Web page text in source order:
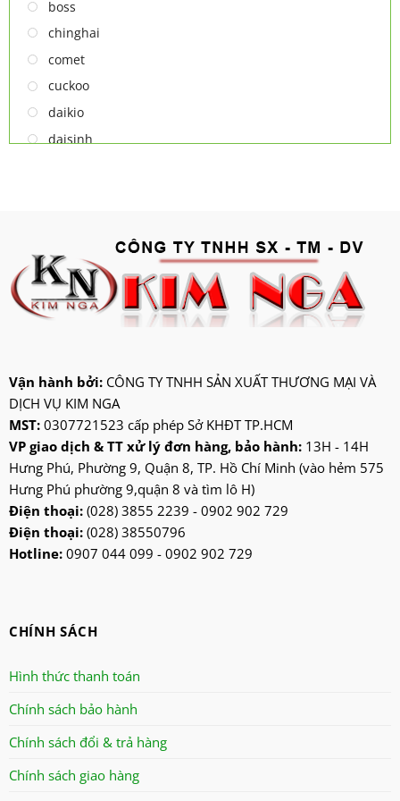
QUẠT ĐIỆN
boss
chinghai
comet
cuckoo
daikio
daisinh
ifan
jatec
jiplai
kangaroo
kangen
kdk
ktp
lifan
Mitsubishi
nanoco
ninosun
oulai
Panasonic
robot
senko
Vận hành bởi: CÔNG TY TNHH SẢN XUẤT THƯƠNG MẠI VÀ
DỊCH VỤ KIM NGA
MST: 0307721523 cấp phép Sở KHĐT TP.HCM
VP giao dịch & TT xử lý đơn hàng, bảo hành:13H - 14H
Hưng Phú, Phường 9, Quận 8, TP. Hồ Chí Minh (vào hẻm 575
Hưng Phú phường 9,quận 8 và tìm lô H)
Điện thoại: (028) 3855 2239 - 0902 902 729
Điện thoại: (028) 38550796
Hotline:0907 044 099 - 0902 902 729
CHÍNH SÁCH
Hình thức thanh toán
Chính sách bảo hành
Chính sách đổi & trả hàng
Chính sách giao hàng